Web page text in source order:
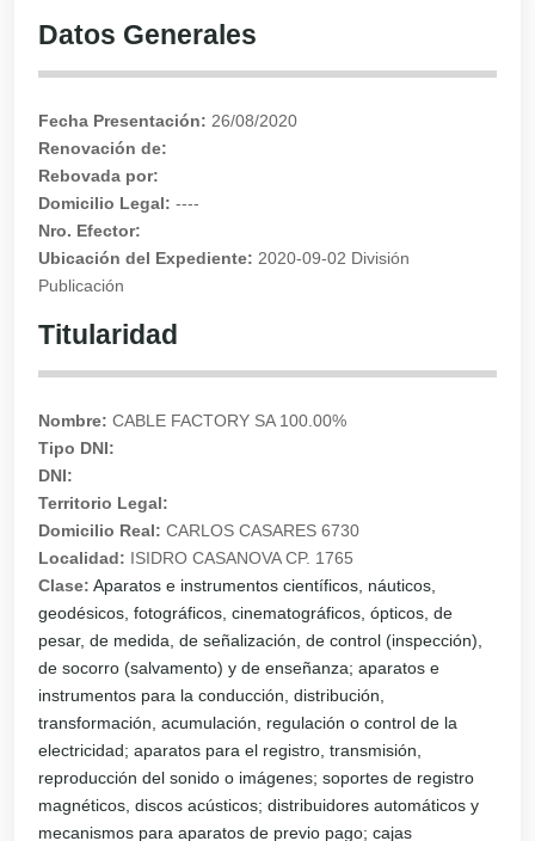
Datos Generales
Fecha Presentación: 26/08/2020
Renovación de:
Rebovada por:
Domicilio Legal: ----
Nro. Efector:
Ubicación del Expediente: 2020-09-02 División
Publicación
Titularidad
Nombre: CABLE FACTORY SA 100.00%
Tipo DNI:
DNI:
Territorio Legal:
Domicilio Real: CARLOS CASARES 6730
Localidad: ISIDRO CASANOVA CP. 1765
Clase: Aparatos e instrumentos científicos, náuticos,
geodésicos, fotográficos, cinematográficos, ópticos, de
pesar, de medida, de señalización, de control (inspección),
de socorro (salvamento) y de enseñanza; aparatos e
instrumentos para la conducción, distribución,
transformación, acumulación, regulación o control de la
electricidad; aparatos para el registro, transmisión,
reproducción del sonido o imágenes; soportes de registro
magnéticos, discos acústicos; distribuidores automáticos y
mecanismos para aparatos de previo pago; cajas